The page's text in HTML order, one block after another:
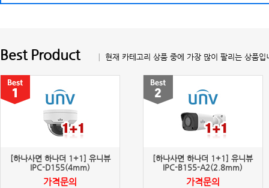
Best Product │ 현재 카테고리 상품 중에 가장 많이 팔리는 상품입
[하나사면 하나더 1+1] 유니뷰
IPC-D155(4mm)
가격문의
[하나사면 하나더 1+1] 유니뷰
IPC-B155-A2(2.8mm)
가격문의